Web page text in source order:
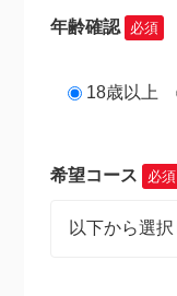
年齢確認 必須
18歳以上
希望コース 必須